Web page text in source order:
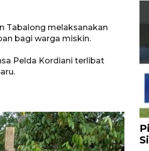
Tabalong melaksanakan
bagi warga miskin.
Pelda Kordiani terlibat